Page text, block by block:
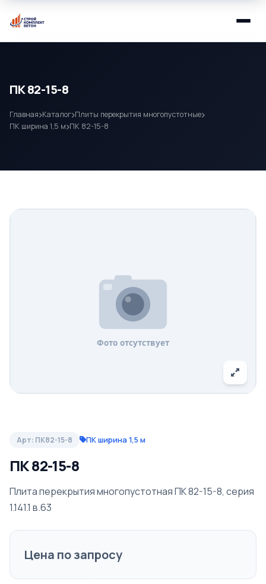
ПК 82-15-8
Главная Каталог Плиты перекрытия многопустотные
ПК ширина 1,5 м ПК 82-15-8
Арт: ПК82-15-8 ПК ширина 1,5 м
ПК 82-15-8
Плита перекрытия многопустотная ПК 82-15-8, серия
1.141.1 в.63
Цена по запросу